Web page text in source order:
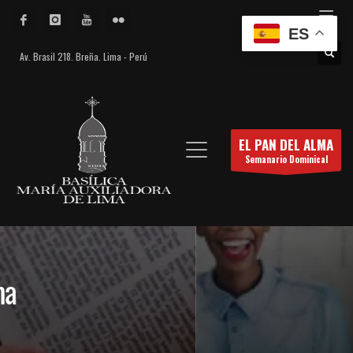
Av. Brasil 218. Breña. Lima - Perú
EL PAN DEL ALMA
Semanario Dominical
ES